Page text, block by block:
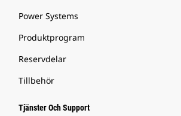
Power Systems
Produktprogram
Reservdelar
Tillbehör
Tjänster Och Support